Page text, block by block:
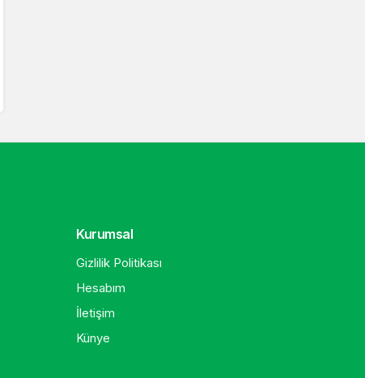
Kurumsal
Gizlilik Politikası
Hesabım
İletişim
Künye